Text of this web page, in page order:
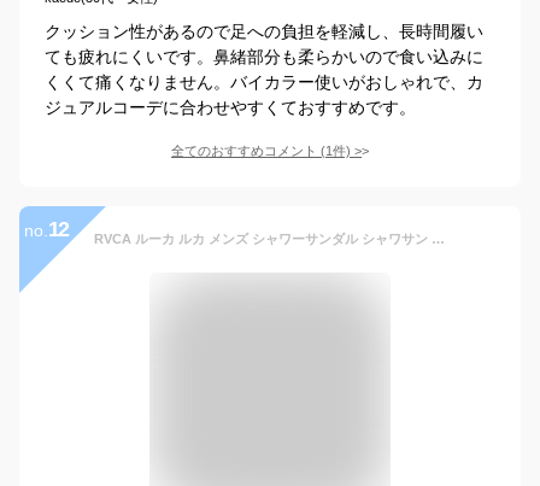
クッション性があるので足への負担を軽減し、長時間履い
ても疲れにくいです。鼻緒部分も柔らかいので食い込みに
くくて痛くなりません。バイカラー使いがおしゃれで、カ
ジュアルコーデに合わせやすくておすすめです。
全てのおすすめコメント (1件) >
no. 12 RVCA ルーカ ルカ メンズ シャワーサンダル シャワサン ベナッシ ビーチサンダル ビーサン サーフブランド プール 海水浴【あす楽対応】BD041-975